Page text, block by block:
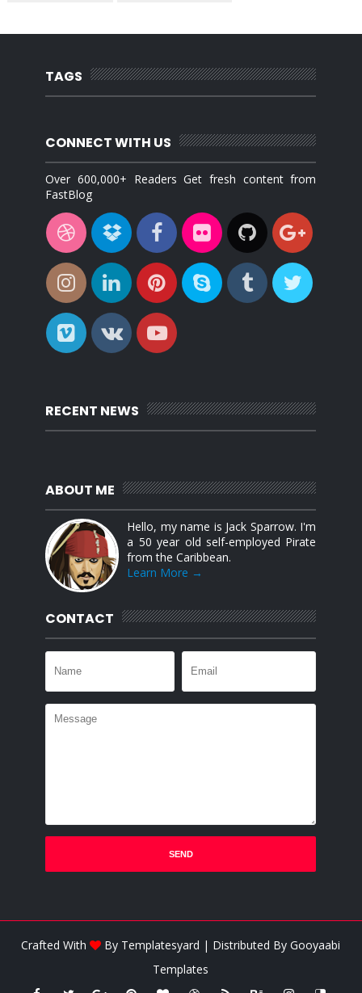
TAGS
CONNECT WITH US
Over 600,000+ Readers Get fresh content from
FastBlog
RECENT NEWS
ABOUT ME
Hello, my name is Jack Sparrow. I'm
a 50 year old self-employed Pirate
from the Caribbean.
Learn More →
CONTACT
Crafted With By Templatesyard | Distributed ByGooyaabi
Templates